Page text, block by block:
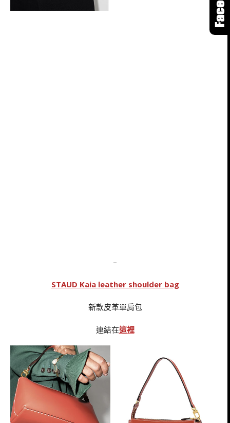
–
STAUD Kaia leather shoulder bag
新款皮革單肩包
連結在這裡